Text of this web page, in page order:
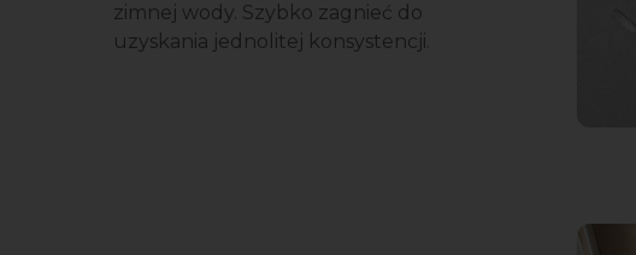
zimnej wody. Szybko zagnieć do
uzyskania jednolitej konsystencji.